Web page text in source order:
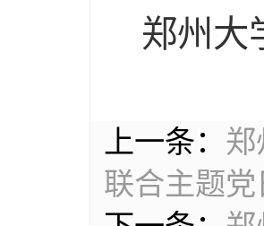
郑州大
上一条： 郑
联合主题党